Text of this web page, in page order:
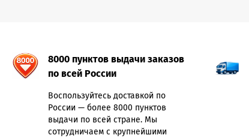
8000 пунктов выдачи заказов
по всей России
Воспользуйтесь доставкой по
России — более 8000 пунктов
выдачи по всей стране. Мы
сотрудничаем с крупнейшими